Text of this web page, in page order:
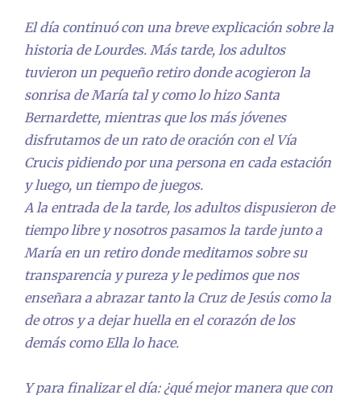
El día continuó con una breve explicación sobre la
historia de Lourdes. Más tarde, los adultos
tuvieron un pequeño retiro donde acogieron la
sonrisa de María tal y como lo hizo Santa
Bernardette, mientras que los más jóvenes
disfrutamos de un rato de oración con el Vía
Crucis pidiendo por una persona en cada estación
y luego, un tiempo de juegos.
A la entrada de la tarde, los adultos dispusieron de
tiempo libre y nosotros pasamos la tarde junto a
María en un retiro donde meditamos sobre su
transparencia y pureza y le pedimos que nos
enseñara a abrazar tanto la Cruz de Jesús como la
de otros y a dejar huella en el corazón de los
demás como Ella lo hace.
Y para finalizar el día: ¿qué mejor manera que con